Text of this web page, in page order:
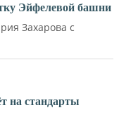
Эйфелевой башни
Захарова с
на стандарты